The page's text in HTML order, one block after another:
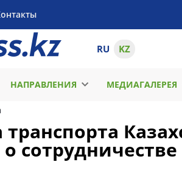
RU KZ
НАПРАВЛЕНИЯ МЕДИАГАЛЕРЕЯ